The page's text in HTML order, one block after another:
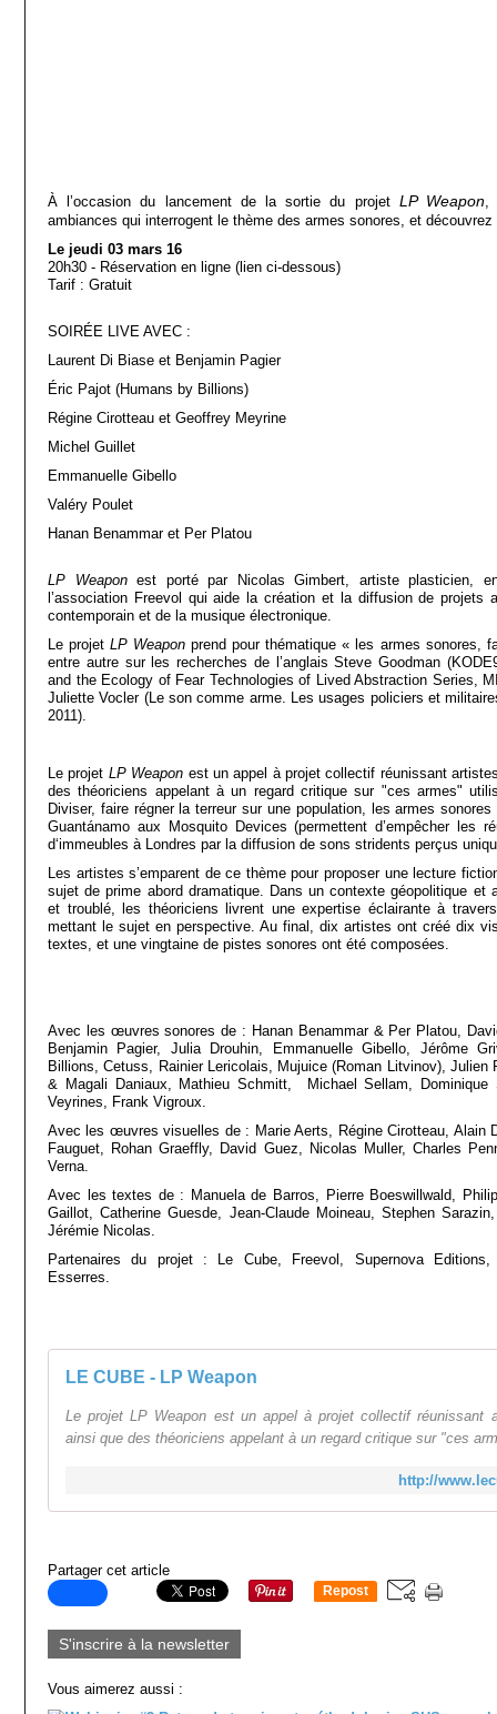
À l’occasion du lancement de la sortie du projet LP Weapon,
ambiances qui interrogent le thème des armes sonores, et
Le jeudi 03 mars 16
20h30 - Réservation en ligne (lien ci-dessous)
Tarif : Gratuit
SOIRÉE LIVE AVEC :
Laurent Di Biase et Benjamin Pagier
Éric Pajot (Humans by Billions)
Régine Cirotteau et Geoffrey Meyrine
Michel Guillet
Emmanuelle Gibello
Valéry Poulet
Hanan Benammar et Per Platou
LP Weaponest porté par Nicolas Gimbert, artiste plasticien,
l’association Freevol qui aide la création et la diffusion de projets
contemporain et de la musique électronique.
Le projetLP Weapon prend pour thématique « les armes sonores,
entre autre sur les recherches de l’anglais Steve Goodman
and the Ecology of Fear Technologies of Lived Abstraction Series,
Juliette Vocler (Le son comme arme. Les usages policiers et
2011).
Le projet LP Weapon est un appel à projet collectif réunissant
des théoriciens appelant à un regard critique sur "ces armes"
Diviser, faire régner la terreur sur une population, les armes
Guantánamo aux Mosquito Devices (permettent d’empêcher les
d‘immeubles à Londres par la diffusion de sons stridents perçus
Les artistes s’emparent de ce thème pour proposer une lecture
sujet de prime abord dramatique. Dans un contexte géopolitique et
et troublé, les théoriciens livrent une expertise éclairante à
mettant le sujet en perspective. Au final, dix artistes ont créé dix
textes, et une vingtaine de pistes sonores ont été composées.
Avec les œuvres sonores de : Hanan Benammar & Per Platou,
Benjamin Pagier, Julia Drouhin, Emmanuelle Gibello, Jérôme
Billions, Cetuss, Rainier Lericolais, Mujuice (Roman Litvinov), Julien
& Magali Daniaux, Mathieu Schmitt, Michael Sellam, Dominique
Veyrines, Frank Vigroux.
Avec les œuvres visuelles de : Marie Aerts, Régine Cirotteau, Alain
Fauguet, Rohan Graeffly, David Guez, Nicolas Muller, Charles
Verna.
Avec les textes de : Manuela de Barros, Pierre Boeswillwald,
Gaillot, Catherine Guesde, Jean-Claude Moineau, Stephen
Jérémie Nicolas.
Partenaires du projet : Le Cube, Freevol, Supernova Editions,
Esserres.
LE CUBE - LP Weapon
Le projet LP Weapon est un appel à projet collectif réunissant
ainsi que des théoriciens appelant à un regard critique sur "ces
http://
Partager cet article
Repost
S'inscrire à la newsletter
Vous aimerez aussi :